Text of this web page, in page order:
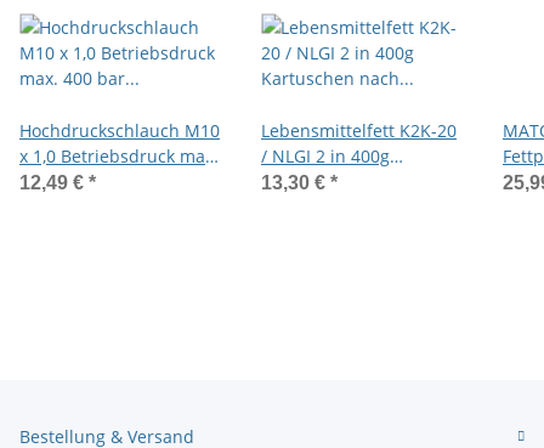
Hochdruckschlauch M10
x 1,0 Betriebsdruck max.
400 bar mit 4-Backen-
12,49 € *
Lebensmittelfett K2K-20
/ NLGI 2 in 400g
Kartuschen nach DIN
13,30 € *
Bestellung & Versand